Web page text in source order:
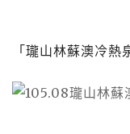
「瓏山林蘇澳冷